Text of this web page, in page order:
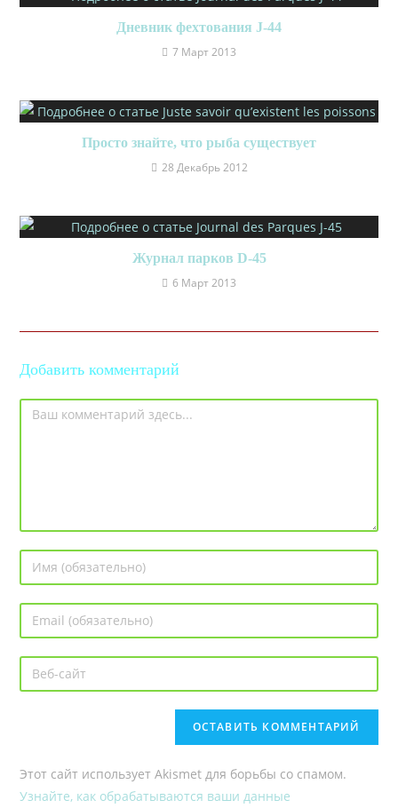
Дневник фехтования J-44
7 Март 2013
Просто знайте, что рыба существует
28 Декабрь 2012
Журнал парков D-45
6 Март 2013
Добавить комментарий
Этот сайт использует Akismet для борьбы со спамом.
Узнайте, как обрабатываются ваши данные